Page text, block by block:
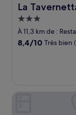
La
La Tavernetta al
Hébergement
3.0 étoiles
À 11,3 km de :
8.4
8,4/10 Très bien